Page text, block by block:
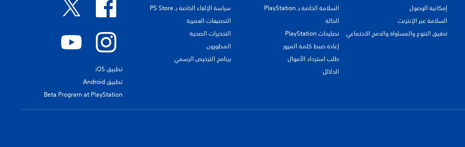
إمكانية الوصول
السلامة عبر الإنترنت
تحقيق التنوع والمساواة والدمج الاجتماعي
السلامة الخاصة بـ PlayStation
الحالة
تصليحات PlayStation
إعادة ضبط كلمة المرور
طلب استرداد الأموال
الدلائل
سياسة الإلغاء الخاصة بـ PS Store
التصنيفات العمرية
التحذيرات الصحية
المطورون
برنامج الترخيص الرسمي
تطبيق iOS
تطبيق Android
Beta Program at PlayStation